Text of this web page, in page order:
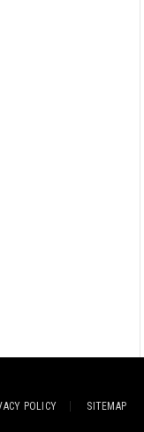
POLICY SITEMAP